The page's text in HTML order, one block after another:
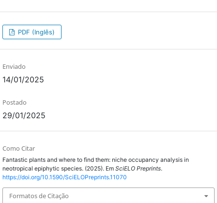
PDF (Inglês)
Enviado
14/01/2025
Postado
29/01/2025
Como Citar
Fantastic plants and where to find them: niche occupancy analysis in
neotropical epiphytic species. (2025). Em SciELO Preprints.
https://doi.org/10.1590/SciELOPreprints.11070
Formatos de Citação